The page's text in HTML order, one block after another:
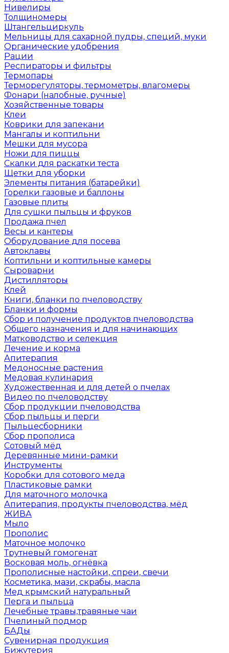
Нивелиры
Толщиномеры
Штангельциркуль
Мельницы для сахарной пудры, специй, муки
Органические удобрения
Рации
Респираторы и фильтры
Термопары
Терморегуляторы, термометры, влагомеры
Фонари (налобные, ручные)
Хозяйственные товары
Клеи
Коврики для запекани
Мангалы и коптильни
Мешки для мусора
Ножи для пиццы
Скалки для раскатки теста
Щетки для уборки
Элементы питания (батарейки)
Горелки газовые и баллоны
Газовые плиты
Для сушки пыльцы и фруков
Продажа пчел
Весы и кантеры
Оборудование для посева
Автоклавы
Коптильни и коптильные камеры
Сыроварни
Дистилляторы
Клей
Книги, бланки по пчеловодству
Бланки и формы
Сбор и получение продуктов пчеловодства
Общего назначения и для начинающих
Матководство и селекция
Лечение и корма
Апитерапия
Медоносные растения
Медовая кулинария
Художественная и для детей о пчелах
Видео по пчеловодству
Сбор продукции пчеловодства
Сбор пыльцы и перги
Пыльцесборники
Сбор прополиса
Сотовый мёд
Деревянные мини-рамки
Инструменты
Коробки для сотового меда
Пластиковые рамки
Для маточного молочка
Апитерапия, продукты пчеловодства, мёд
ЖИВА
Мыло
Прополис
Маточное молочко
Трутневый гомогенат
Восковая моль, огнёвка
Прополисные настойки, спреи, свечи
Косметика, мази, скрабы, масла
Мед крымский натуральный
Перга и пыльца
Лечебные травы,травяные чаи
Пчелиный подмор
БАДы
Сувенирная продукция
Бижутерия